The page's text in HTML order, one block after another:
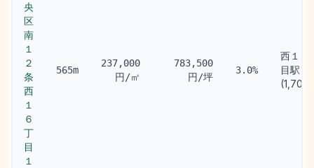
央
区
南
１
２
条
西
１
６
丁
目
１
565m
237,000
円/㎡
783,500
円/坪
3.0%
西１８
目駅